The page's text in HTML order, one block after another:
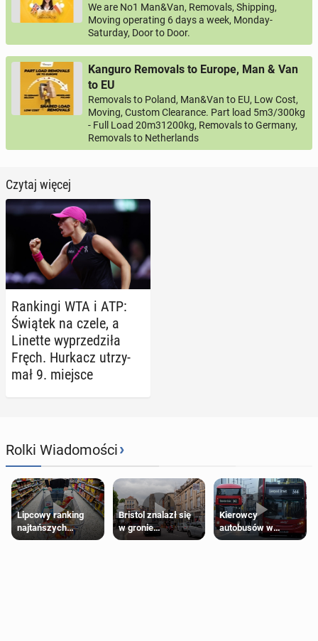
We are No1 Man&Van, Removals, Shipping,
Moving operating 6 days a week, Monday-
Saturday, Door to Door.
Kanguro Removals to Europe, Man & Van
to EU
Removals to Poland, Man&Van to EU, Low Cost,
Moving, Custom Clearance. Part load 5m3/300kg
- Full Load 20m31200kg, Removals to Germany,
Removals to Netherlands
Czytaj więcej
Ran­kin­gi WTA i ATP:
Świątek na czele, a
Linette wy­prze­dzi­ła
Fręch. Hurkacz utrzy­
mał 9. miejsce
Rolki Wiadomości›
Lipcowy ranking
najtańszych
supermarketów
Bristol znalazł się
w gronie
najlepszych
Kierowcy
autobusów w
Londynie